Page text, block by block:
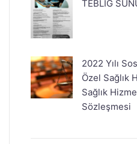
TEBLİĞ
2022 Yılı
Özel Sağlık
Sağlık
Sözleşmesi